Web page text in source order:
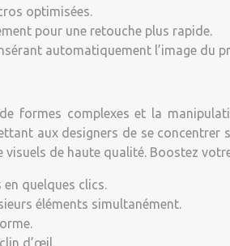
optimisées.
pour une retouche plus rapide.
automatiquement l’image du
complexes et la
aux designers de se concentrer
de haute qualité. Boostez
quelques clics.
éléments simultanément.
d’œil.